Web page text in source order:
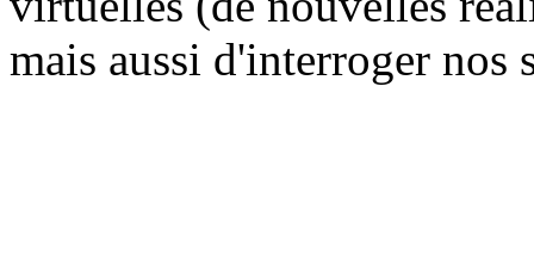
mais aussi d'interroger nos